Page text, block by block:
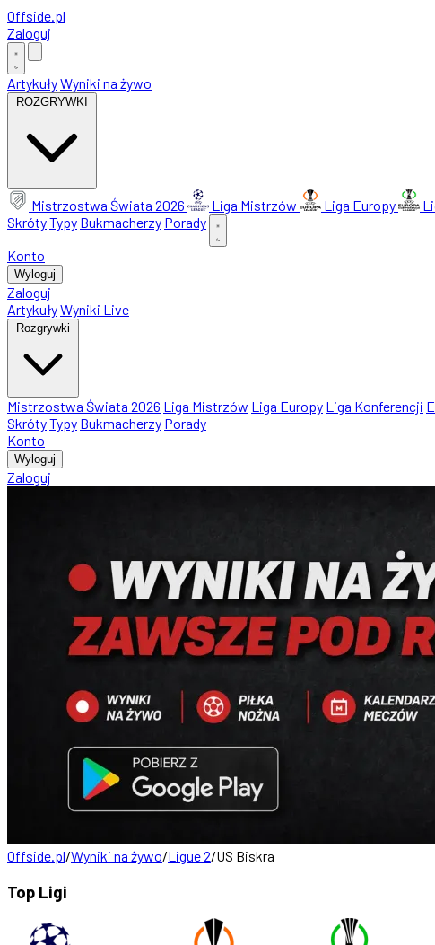
Offside.pl
Zaloguj
ArtykułyWyniki na żywo
ROZGRYWKI
Mistrzostwa Świata 2026 Liga Mistrzów Liga Europy
SkrótyTypy Bukmacherzy Porady
Konto
Wyloguj
Zaloguj
ArtykułyWyniki Live
Rozgrywki
Mistrzostwa Świata 2026 Liga Mistrzów Liga Europy Liga Konferencji
SkrótyTypy Bukmacherzy Porady
Konto
Wyloguj
Zaloguj
Offside.pl/Wyniki na żywo/Ligue 2/US Biskra
Top Ligi